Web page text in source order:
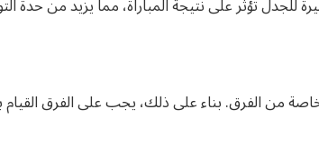
من الفرق. بناء على ذلك، يجب على الفرق